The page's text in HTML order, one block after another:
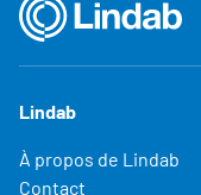
Lindab
À propos de Lindab
Contact